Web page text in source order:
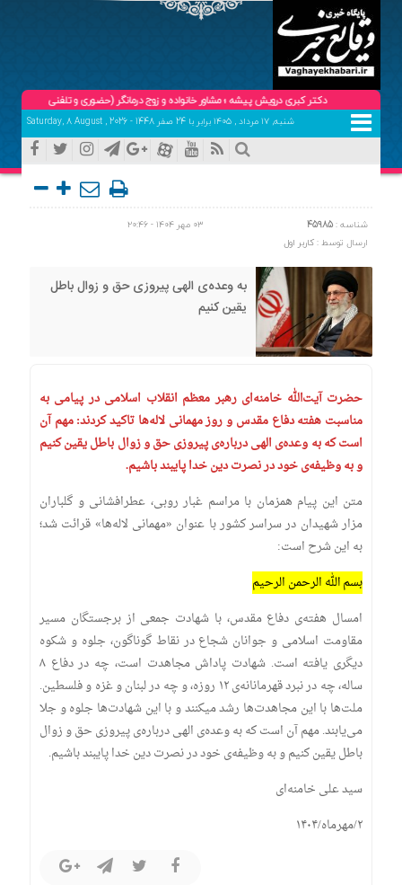
دکتر کبری درویش پیشه ؛ مشاور خانواده و زوج درمانگر (حضوری و تلفنی ) تلفن هماهنگی و
شنبه, ۱۷ مرداد , ۱۴۰۵ برابر با 24 صفر 1448 - Saturday, 8 August , 2026
شناسه :45985
۰۳ مهر ۱۴۰۴ - ۲۰:۴۶
ارسال توسط :کاربر اول
به وعده‌ی الهی پیروزی حق و زوال باطل
یقین کنیم
حضرت آیت‌الله خامنه‌ای رهبر معظم انقلاب اسلامی در پیامی به
مناسبت هفته دفاع مقدس و روز مهمانی لاله‌ها تاکید کردند: مهم آن
است که به وعده‌ی الهی درباره‌ی پیروزی حق و زوال باطل یقین کنیم
و به وظیفه‌ی خود در نصرت دین خدا پایبند باشیم.
متن این پیام همزمان با مراسم غبار روبی، عطرافشانی و گلباران
مزار شهیدان در سراسر کشور با عنوان «مهمانی لاله‌ها» قرائت شد؛
به این شرح است:
بسم الله الرحمن الرحیم
امسال هفته‌ی دفاع مقدس، با شهادت جمعی از برجستگان مسیر
مقاومت اسلامی و جوانان شجاع در نقاط گوناگون، جلوه و شکوه
دیگری یافته است. شهادت پاداش مجاهدت است، چه در دفاع ۸
ساله، چه در نبرد قهرمانانه‌ی ۱۲ روزه، و چه در لبنان و غزه و فلسطین.
ملت‌ها با این مجاهدت‌ها رشد میکنند و با این شهادت‌ها جلوه و جلا
می‌یابند. مهم آن است که به وعده‌ی الهی درباره‌ی پیروزی حق و زوال
باطل یقین کنیم و به وظیفه‌ی خود در نصرت دین خدا پایبند باشیم.
سید علی خامنه‌ای
۲/مهرماه/۱۴۰۴